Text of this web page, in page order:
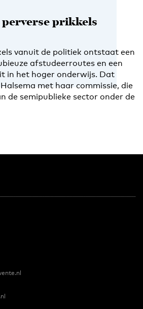
prikkels
vanuit de politiek ontstaat een
afstudeerroutes en een
in het hoger onderwijs. Dat
met haar commissie, die
de semipublieke sector onder de